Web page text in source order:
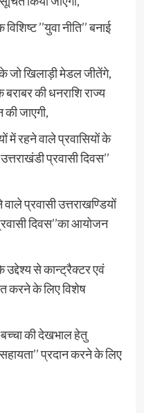
’’युवा नीति’’ बनाई
जो खिलाड़ी मेडल जीतेंगे,
की धनराशि राज्य
की जाएगी,
में रहने वाले प्रवासियों के
प्रवासी दिवस’’
प्रवासी उत्तराखण्डियों
दिवस’’का आयोजन
से कान्ट्रैक्टर एवं
करने के लिए विशेष
की देखभाल हेतु
प्रदान करने के लिए